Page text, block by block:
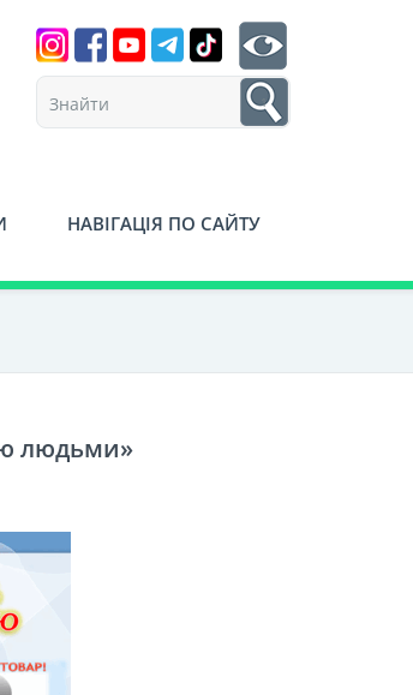
1
НАВІГАЦІЯ ПО САЙТУ
людьми»